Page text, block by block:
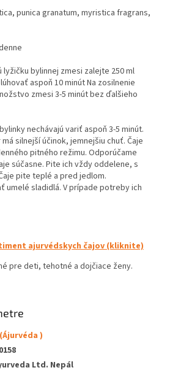
punica granatum, myristica fragrans,
lyžičku bylinnej zmesi zalejte 250 ml
aspoň 10 minút Na zosilnenie
zmesi 3-5 minút bez ďalšieho
nechávajú variť aspoň 3-5 minút.
silnejší účinok, jemnejšiu chuť. Čaje
pitného režimu. Odporúčame
súčasne. Pite ich vždy oddelene, s
pite teplé a pred jedlom.
umelé sladidlá. V prípade potreby ich
ajurvédskych čajov (kliknite)
pre deti, tehotné a dojčiace ženy.
)
Ltd. Nepál